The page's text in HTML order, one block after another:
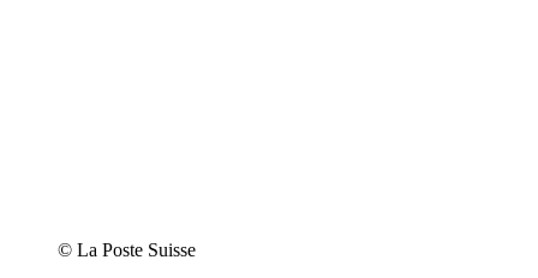
© La Poste Suisse